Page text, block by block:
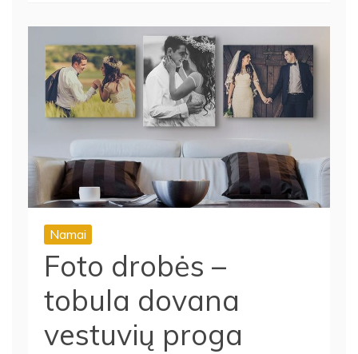
Namai
Foto drobės –
tobula dovana
vestuvių proga